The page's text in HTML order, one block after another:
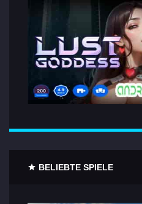
BELIEBTE SPIELE